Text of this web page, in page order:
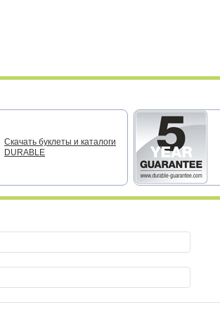
Скачать буклеты и каталоги
DURABLE